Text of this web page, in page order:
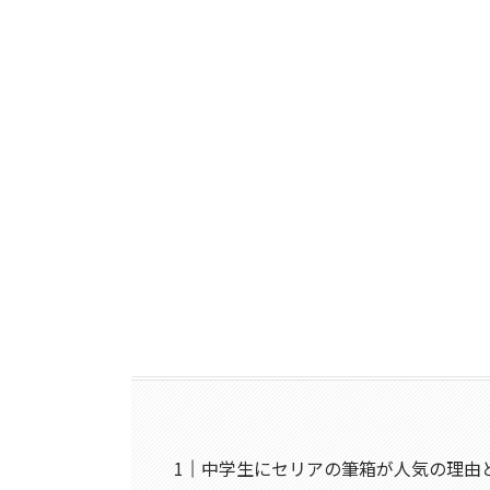
中学生にセリアの筆箱が人気の理由